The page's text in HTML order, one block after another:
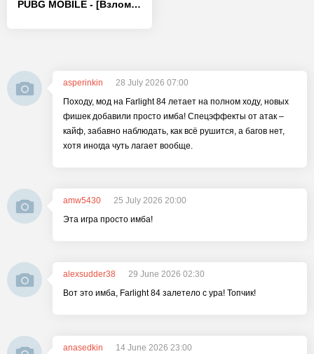
PUBG MOBILE - [Взлом/МОД Меню]
asperinkin
28 July 2026 07:00
Походу, мод на Farlight 84 летает на полном ходу, новых
фишек добавили просто имба! Спецэффекты от атак –
кайф, забавно наблюдать, как всё рушится, а багов нет,
хотя иногда чуть лагает вообще.
amw5430
25 July 2026 20:00
Эта игра просто имба!
alexsudder38
29 June 2026 02:30
Вот это имба, Farlight 84 залетело с ура! Топчик!
anasedkin
14 June 2026 23:00